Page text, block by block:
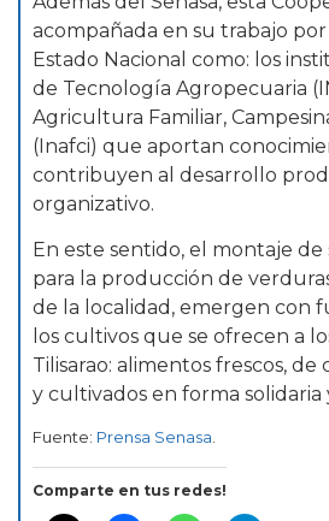
acompañada en su trabajo por
Estado Nacional como: los
de Tecnología Agropecuaria
Agricultura Familiar,
(Inafci) que aportan
contribuyen al desarrollo
organizativo.
En este sentido, el montaje
para la producción de
de la localidad, emergen con
los cultivos que se ofrecen a
Tilisarao: alimentos frescos, de
y cultivados en forma solidaria
Fuente: Prensa Senasa.
Comparte en tus redes!